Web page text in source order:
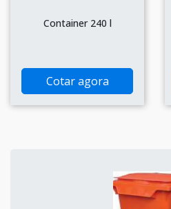
Container 240 l
Cotar agora